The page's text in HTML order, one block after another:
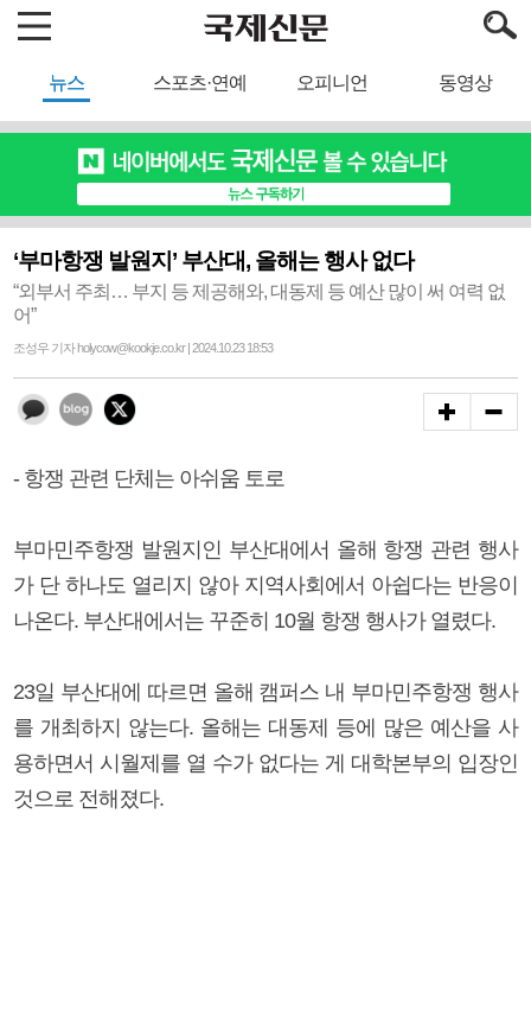
뉴스 스포츠·연예 오피니언 동영상
‘부마항쟁 발원지’ 부산대, 올해는 행사 없다
“외부서 주최… 부지 등 제공해와, 대동제 등 예산 많이 써 여력 없
어”
조성우 기자 holycow@kookje.co.kr | 2024.10.23 18:53
- 항쟁 관련 단체는 아쉬움 토로
부마민주항쟁 발원지인 부산대에서 올해 항쟁 관련 행사
가 단 하나도 열리지 않아 지역사회에서 아쉽다는 반응이
나온다. 부산대에서는 꾸준히 10월 항쟁 행사가 열렸다.
23일 부산대에 따르면 올해 캠퍼스 내 부마민주항쟁 행사
를 개최하지 않는다. 올해는 대동제 등에 많은 예산을 사
용하면서 시월제를 열 수가 없다는 게 대학본부의 입장인
것으로 전해졌다.